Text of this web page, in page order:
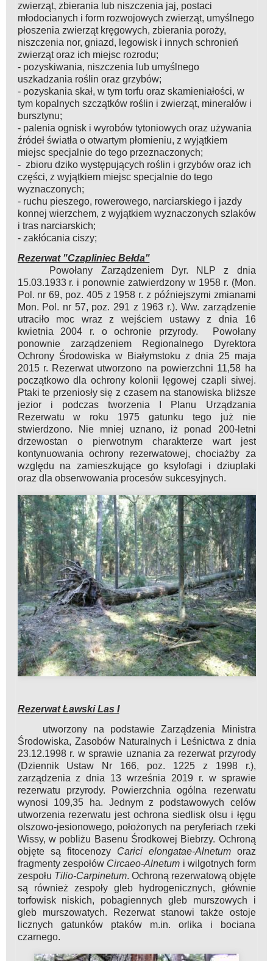
zwierząt, zbierania lub niszczenia jaj, postaci
młodocianych i form rozwojowych zwierząt, umyślnego
płoszenia zwierząt kręgowych, zbierania poroży,
niszczenia nor, gniazd, legowisk i innych schronień
zwierząt oraz ich miejsc rozrodu;
- pozyskiwania, niszczenia lub umyślnego
uszkadzania roślin oraz grzybów;
- pozyskania skał, w tym torfu oraz skamieniałości, w
tym kopalnych szczątków roślin i zwierząt, minerałów i
bursztynu;
- palenia ognisk i wyrobów tytoniowych oraz używania
źródeł światła o otwartym płomieniu, z wyjątkiem
miejsc specjalnie do tego przeznaczonych;
- zbioru dziko występujących roślin i grzybów oraz ich
części, z wyjątkiem miejsc specjalnie do tego
wyznaczonych;
- ruchu pieszego, rowerowego, narciarskiego i jazdy
konnej wierzchem, z wyjątkiem wyznaczonych szlaków
i tras narciarskich;
- zakłócania ciszy;
Rezerwat "Czapliniec Bełda"
Powołany Zarządzeniem Dyr. NLP z dnia
15.03.1933 r. i ponownie zatwierdzony w 1958 r. (Mon.
Pol. nr 69, poz. 405 z 1958 r. z późniejszymi zmianami
Mon. Pol. nr 57, poz. 291 z 1963 r.). Ww. zarządzenie
utraciło moc wraz z wejściem ustawy z dnia 16
kwietnia 2004 r. o ochronie przyrody. Powołany
ponownie zarządzeniem Regionalnego Dyrektora
Ochrony Środowiska w Białymstoku z dnia 25 maja
2015 r. Rezerwat utworzono na powierzchni 11,58 ha
początkowo dla ochrony kolonii lęgowej czapli siwej.
Ptaki te przeniosły się z czasem na stanowiska bliższe
jezior i podczas tworzenia I Planu Urządzania
Rezerwatu w roku 1975 gatunku tego już nie
stwierdzono. Nie mniej uznano, iż ponad 200-letni
drzewostan o pierwotnym charakterze wart jest
kontynuowania ochrony rezerwatowej, chociażby za
względu na zamieszkujące go ksylofagi i dziuplaki
oraz dla obserwowania procesów sukcesyjnych.
Rezerwat Ławski Las I
utworzony na podstawie Zarządzenia Ministra
Środowiska, Zasobów Naturalnych i Leśnictwa z dnia
23.12.1998 r. w sprawie uznania za rezerwat przyrody
(Dziennik Ustaw Nr 166, poz. 1225 z 1998 r.),
zarządzenia z dnia 13 września 2019 r. w sprawie
rezerwatu przyrody. Powierzchnia ogólna rezerwatu
wynosi 109,35 ha. Jednym z podstawowych celów
utworzenia rezerwatu jest ochrona siedlisk olsu i łęgu
olszowo-jesionowego, położonych na peryferiach rzeki
Wissy, w pobliżu Basenu Środkowej Biebrzy. Ochroną
objęte są fitocenozy Carici elongatae-Alnetumoraz
fragmenty zespołów Circaeo-Alnetum i wilgotnych form
zespołu Tilio-Carpinetum. Ochroną rezerwatową objęte
są również zespoły gleb hydrogenicznych, głównie
torfowisk niskich, pobagiennych gleb murszowych i
gleb murszowatych. Rezerwat stanowi także ostoje
licznych gatunków ptaków m.in. orlika i bociana
czarnego.